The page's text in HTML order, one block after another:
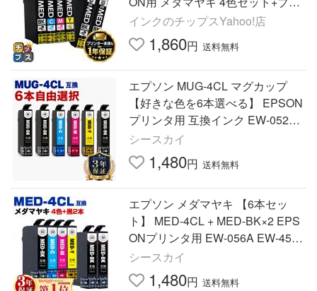
ック2本 MED-BK 互換インクカー
トリッジ
インクのチップスYahoo!店
1,860円 送料無料
エプソン MUG-4CL マグカップ
【好きな色を6本選べる】 EPSON
プリンタ用 互換インク EW-052A
EW-452A カートリッジ(MUG4CL
MUG4CL MUG-BK) 爆買
シースカイ
1,480円 送料無料
エプソン メダマヤキ 【6本セッ
ト】 MED-4CL + MED-BK×2 EPS
ONプリンタ用 EW-056A EW-456A
互換インク MED4CL MEDBK 爆買
シースカイ
1,480円 送料無料